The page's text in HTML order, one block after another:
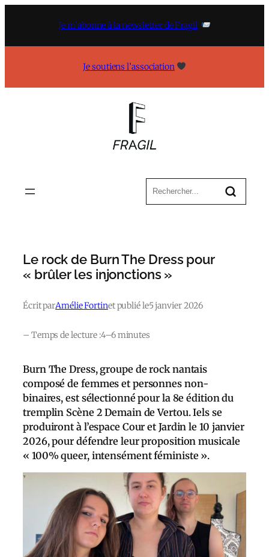
Je m’abonne à la newsletter de Fragil
Je soutiens l’association
Le rock de Burn The Dress pour
« brûler les injonctions »
Écrit parAmélie Fortinet publié le5 janvier 2026
– Temps de lecture :4–6 minutes
Burn The Dress, groupe de rock nantais
composé de femmes et personnes non-
binaires, est sélectionné pour la 8e édition du
tremplin Scène 2 Demain de Vertou. Iels se
produiront à l’espace Cour et Jardin le 10 janvier
2026, pour défendre leur proposition musicale
« 100% queer, intensément féministe ».